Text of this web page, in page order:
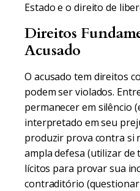
Estado e o direito de
Direitos
Acusado
O acusado tem direitos
podem ser violados.
permanecer em silêncio
interpretado em seu
produzir prova contra si
ampla defesa (utilizar de
lícitos para provar sua
contraditório